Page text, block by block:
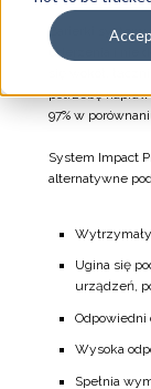
Barierki
uderzenia i nie
potrzebę
97% w
System Impact
alternatywne
Ugina się
urządzeń,
Wysoka
Spełnia